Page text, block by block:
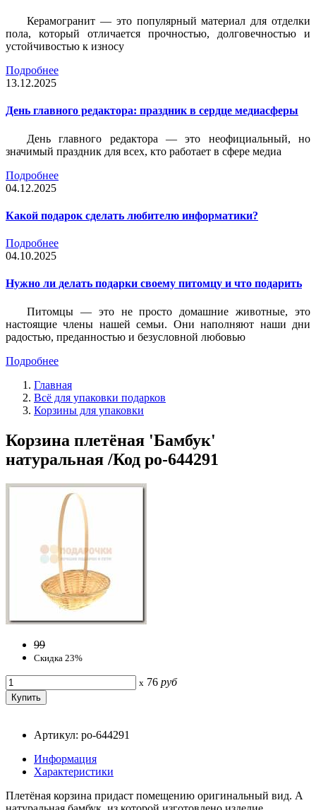
Керамогранит — это популярный материал для отделки
пола, который отличается прочностью, долговечностью и
устойчивостью к износу
Подробнее
13.12.2025
День главного редактора: праздник в сердце медиасферы
День главного редактора — это неофициальный, но
значимый праздник для всех, кто работает в сфере медиа
Подробнее
04.12.2025
Какой подарок сделать любителю информатики?
Подробнее
04.10.2025
Нужно ли делать подарки своему питомцу и что подарить
Питомцы — это не просто домашние животные, это
настоящие члены нашей семьи. Они наполняют наши дни
радостью, преданностью и безусловной любовью
Подробнее
Главная
Всё для упаковки подарков
Корзины для упаковки
Корзина плетёная 'Бамбук'
натуральная /Код po-644291
99
Скидка 23%
x 76 руб
Артикул: po-644291
Информация
Характеристики
Плетёная корзина придаст помещению оригинальный вид. А